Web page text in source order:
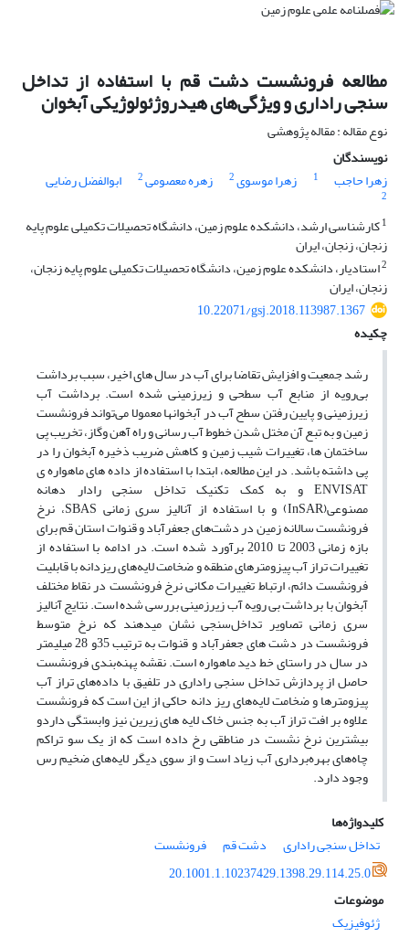
مطالعه فرونشست دشت قم با استفاده از تداخل
سنجی راداری و ویژگی‌های هیدروژئولوژیکی آبخوان
نوع مقاله : مقاله پژوهشی
نویسندگان
زهرا حاجب
1 زهرا موسوی2 زهره معصومی2 ابوالفضل رضایی
2
1کارشناسی ارشد، دانشکده علوم زمین، دانشگاه تحصیلات تکمیلی علوم پایه
زنجان، زنجان، ایران
2استادیار، دانشکده علوم زمین، دانشگاه تحصیلات تکمیلی علوم پایه زنجان،
زنجان، ایران
10.22071/gsj.2018.113987.1367
چکیده
رشد جمعیت و افزایش تقاضا برای آب در سال های اخیر، سبب برداشت
بی‌رویه از منابع آب سطحی و زیرزمینی شده است. برداشت آب
زیرزمینی و پایین رفتن سطح آب در آبخوان‎ها معمولا می‌تواند فرونشست
زمین و به تبع آن مختل شدن خطوط آب رسانى و راه آهن وگاز، تخریب پى
ساختمان ها، تغییرات شیب زمین و کاهش ضریب ذخیره آبخوان را در
پی داشته باشد. در این مطالعه، ابتدا با استفاده از داده های ماهواره ی
ENVISAT و به کمک تکنیک تداخل سنجی رادار دهانه
مصنوعی(InSAR) و با استفاده از آنالیز سری زمانی SBAS، نرخ
فرونشست سالانه زمین در دشت‌های جعفرآباد و قنوات استان قم برای
بازه زمانی 2003 تا 2010 برآورد شده است. در ادامه با استفاده از
تغییرات تراز آب پیزومترهای منطقه و ضخامت لایه‌های ریزدانه با قابلیت
فرونشست دائم، ارتباط تغییرات مکانی نرخ فرونشست در نقاط مختلف
آبخوان با برداشت بی رویه آب زیرزمینی بررسی شده است. نتایج آنالیز
سری زمانی تصاویر تداخل‌سنجی نشان می‎دهند که نرخ متوسط
فرونشست در دشت های جعفرآباد و قنوات به ترتیب 35و 28 میلیمتر
در سال در راستای خط دید ماهواره است. نقشه پهنه‌بندی فرونشست
حاصل از پردازش تداخل سنجی راداری در تلفیق با داده‌های تراز آب
پیزومترها و ضخامت لایه‌های ریز دانه حاکی از این است که فرونشست
علاوه بر افت تراز آب به جنس خاک لایه های زیرین نیز وابستگی داردو
بیشترین نرخ نشست در مناطقی رخ داده است که از یک سو تراکم
چاه‌های بهره‌برداری آب زیاد است و از سوی دیگر لایه‌های ضخیم رس
وجود دارد.
کلیدواژه‌ها
تداخل سنجی راداری
دشت قم
فرونشست
20.1001.1.10237429.1398.29.114.25.0
موضوعات
ژئوفیزیک